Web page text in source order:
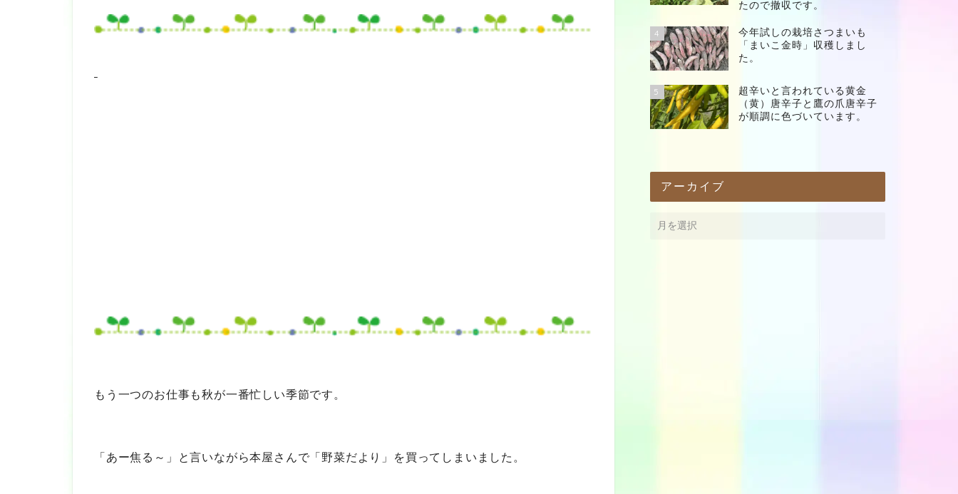
もう一つのお仕事も秋が一番忙しい季節です。
「あー焦る～」と言いながら本屋さんで「野菜だより」を買ってしまいました。
たので撤収です。
4
今年試しの栽培さつまいも
「まいこ金時」収穫しまし
た。
5
超辛いと言われている黄金
（黄）唐辛子と鷹の爪唐辛子
が順調に色づいています。
アーカイブ